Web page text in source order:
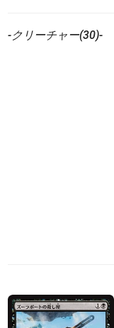
-クリーチャー(30)-